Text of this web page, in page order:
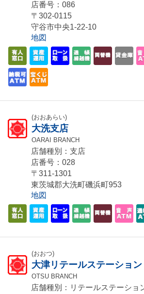
店番号：086
〒302-0115
守谷市中央1-22-10
地図
(おおあらい)
大洗支店
OARAI BRANCH
店舗種別：支店
店番号：028
〒311-1301
東茨城郡大洗町磯浜町953
地図
(おおつ)
大津リテールステーション
OTSU BRANCH
店舗種別：リテールステーショ